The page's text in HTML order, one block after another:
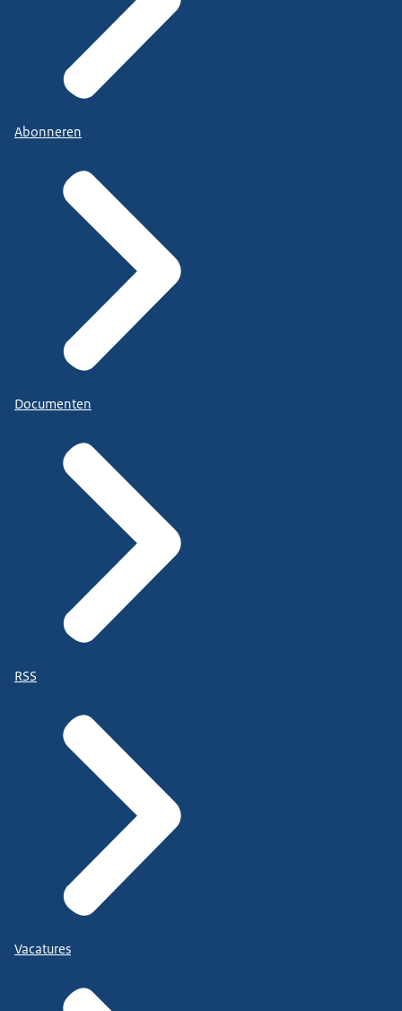
Abonneren
Documenten
RSS
Vacatures